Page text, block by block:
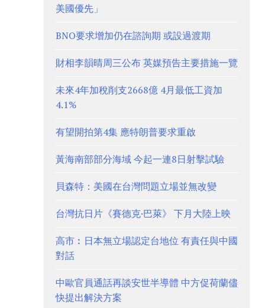
美國優先」
BNO要求增加仍在諮詢期 或設過渡期
財相李韻晴周三公布 英媒預告主要措施一覽
未來4年加稅削支2668億 4月最低工資加
4.1%
有望開拍第4集 應特朗普要求重啟
黃海南部部分海域 今起一連8日射擊試驗
貝森特：美國在台灣問題立場並無改變
台灣抗日片《賽德克·巴萊》 下月大陸上映
高市︰日本無立場認定台地位 有責任與中國
對話
中歐官員通話再談安世半導體 中方促荷蘭儘
快提出解決方案